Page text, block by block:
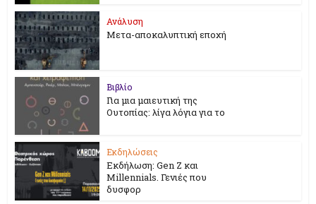
Ανάλυση
Μετα-αποκαλυπτική εποχή
Βιβλίο
Για μια μαιευτική της
Ουτοπίας: λίγα λόγια για το
Εκδηλώσεις
Εκδήλωση: Gen Z και
Millennials. Γενιές που
δυσφορ